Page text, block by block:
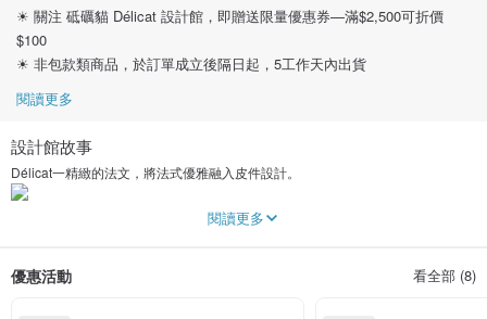
☀ 關注 砥礪貓 Délicat 設計館，即贈送限量優惠券—滿$2,500可折價
$100
☀ 非包款類商品，於訂單成立後隔日起，5工作天內出貨
閱讀更多
設計館故事
Délicat一精緻的法文，將法式優雅融入皮件設計。
將工藝與花朵曲線融入日常用品設計中。中譯砥礪貓，指持續鑽研皮革工藝。
精品皮件公司任職。品牌商品皆由Jamie親自設計打版、手工製作，是台灣原創
閱讀更多
優惠活動 看全部 (8)